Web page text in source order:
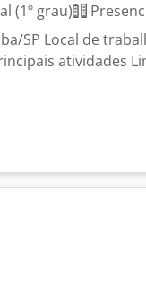
(1º grau)
SP Local de
atividades